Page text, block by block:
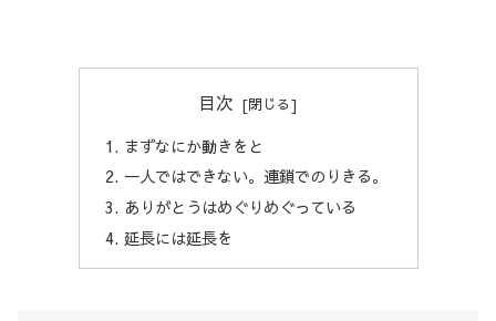
目次
まずなにか動きをと
一人ではできない。連鎖でのりきる。
ありがとうはめぐりめぐっている
延長には延長を